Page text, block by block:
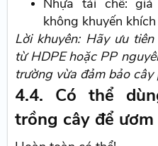
không khuyến
Lời khuyên: Hãy ưu
từ HDPE hoặc PP
trường vừa đảm bảo
4.4. Có thể
trồng cây để